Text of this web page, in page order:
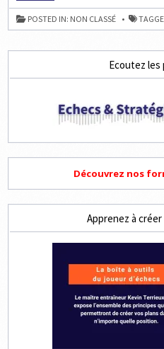
FRANCE
2
EST
VENUE
GARY,
POSTED IN: NON CLASSÉ
Ecoutez les
Découvrez nos
Apprenez à